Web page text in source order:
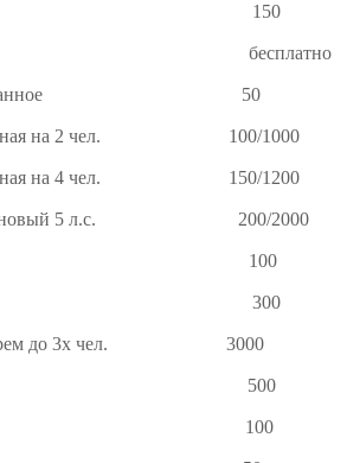
150
банное
на 2 чел. 100/
на 4 чел. 150/
5 л.с. 200/
100
300 1
с егерем до 3х чел.
500 1
100